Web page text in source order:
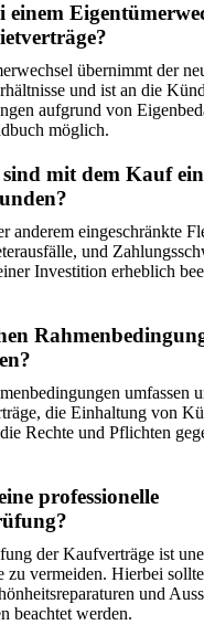
einem
übernimmt der
und ist an die
aufgrund von
möglich.
mit dem Kauf
anderem eingeschränkte
und
Investition erheblich
umfassen
die Einhaltung von
Rechte und Pflichten
professionelle
der Kaufverträge ist
zu vermeiden. Hierbei
und
beachtet werden.